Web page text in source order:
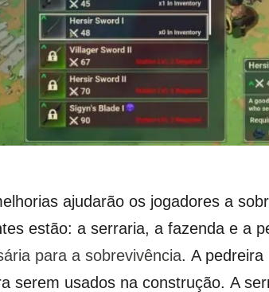
ajudarão os jogadores a
estão: a serraria, a fazenda e a
para a sobrevivência. A
serem usados na construção. A